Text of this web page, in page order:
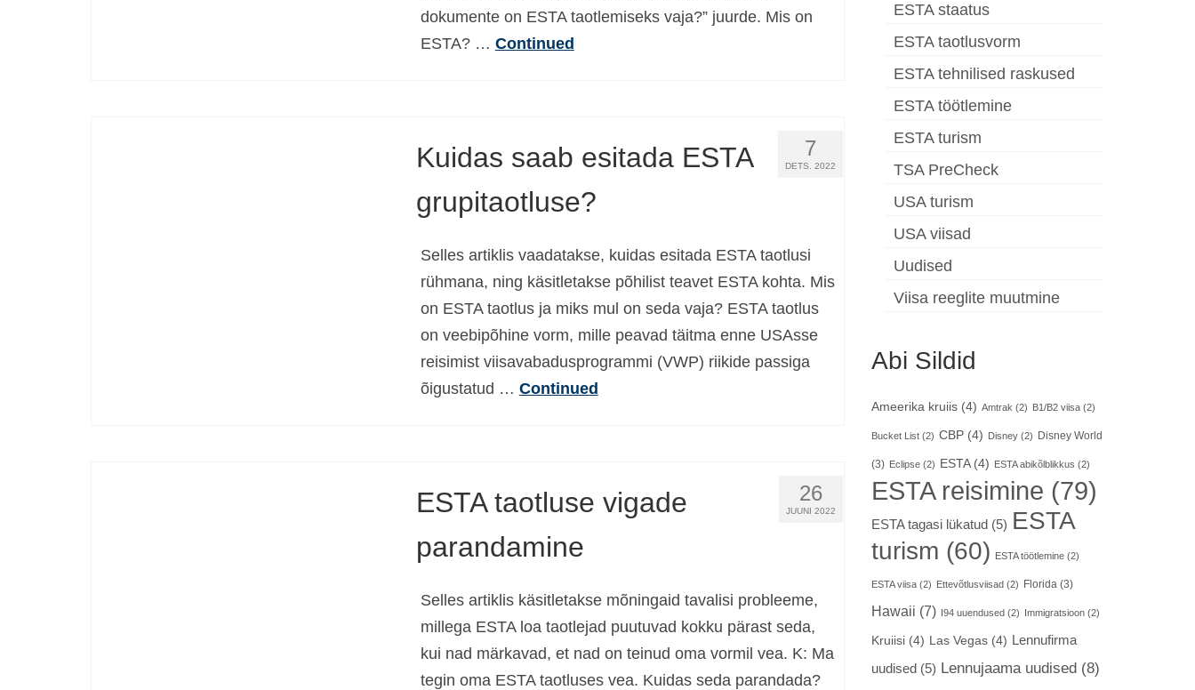
dokumente on ESTA taotlemiseks vaja?” juurde. Mis on
ESTA? … Continued
7
DETS. 2022
Kuidas saab esitada ESTA
grupitaotluse?
Selles artiklis vaadatakse, kuidas esitada ESTA taotlusi
rühmana, ning käsitletakse põhilist teavet ESTA kohta. Mis
on ESTA taotlus ja miks mul on seda vaja? ESTA taotlus
on veebipõhine vorm, mille peavad täitma enne USAsse
reisimist viisavabadusprogrammi (VWP) riikide passiga
õigustatud … Continued
26
JUUNI 2022
ESTA taotluse vigade
parandamine
Selles artiklis käsitletakse mõningaid tavalisi probleeme,
millega ESTA loa taotlejad puutuvad kokku pärast seda,
kui nad märkavad, et nad on teinud oma vormil vea. K: Ma
tegin oma ESTA taotluses vea. Kuidas seda parandada?
ESTA staatus
ESTA taotlusvorm
ESTA tehnilised raskused
ESTA töötlemine
ESTA turism
TSA PreCheck
USA turism
USA viisad
Uudised
Viisa reeglite muutmine
Abi Sildid
Ameerika kruiis(4) Amtrak (2) B1/B2 viisa(2)
Bucket List(2) CBP(4) Disney(2) Disney World
(3) Eclipse(2) ESTA(4) ESTA abikõlblikkus (2)
ESTA reisimine (79)
ESTA tagasi lükatud (5) ESTA
turism (60) ESTA töötlemine(2)
ESTA viisa(2) Ettevõtlusviisad (2) Florida(3)
Hawaii (7) I94 uuendused (2) Immigratsioon(2)
Kruiisi(4) Las Vegas(4) Lennufirma
uudised (5) Lennujaama uudised (8)